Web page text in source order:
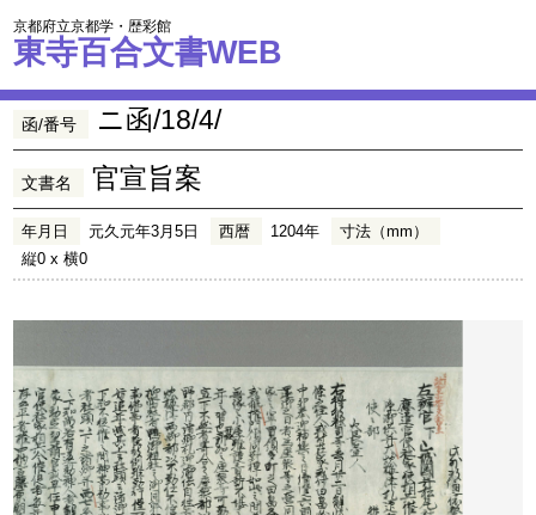
京都府立京都学・歴彩館
東寺百合文書WEB
函/番号 ニ函/18/4/
文書名 官宣旨案
年月日 元久元年3月5日 西暦 1204年
寸法（mm）
縦0 x 横0